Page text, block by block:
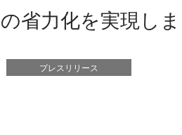
省力化を実現し
プレスリリース